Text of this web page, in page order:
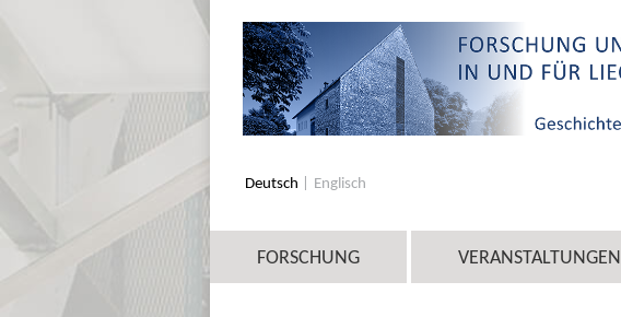
Deutsch Englisch
FORSCHUNG VERANSTALTUNGEN